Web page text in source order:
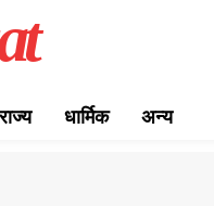
धार्मिक अन्य